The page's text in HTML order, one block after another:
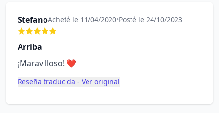
StefanoAcheté le 11/04/2020•Posté le 24/10/2023
Arriba
¡Maravilloso! ❤️
Reseña traducida - Ver original